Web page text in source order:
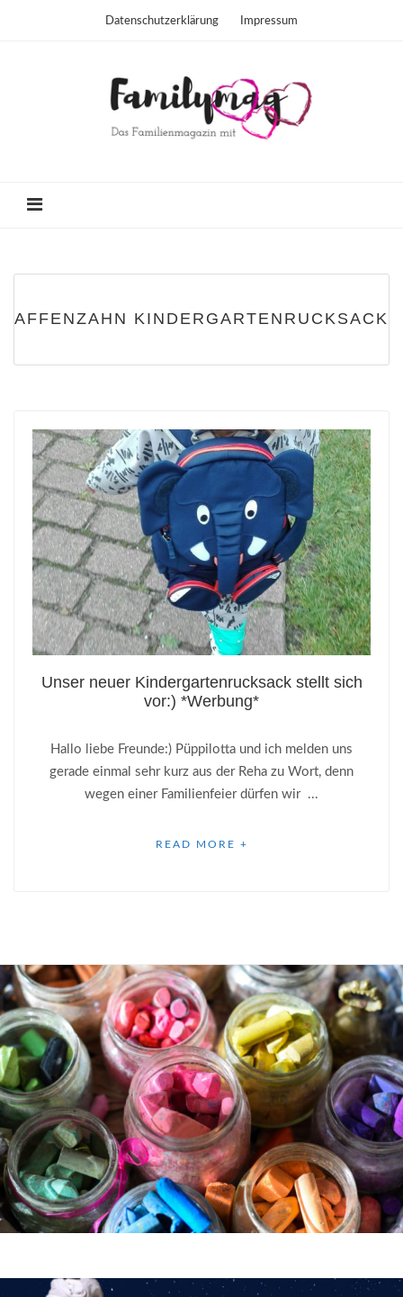
Datenschutzerklärung Impressum
AFFENZAHN KINDERGARTENRUCKSACK
Unser neuer Kindergartenrucksack stellt sich
vor:) *Werbung*
Hallo liebe Freunde:) Püppilotta und ich melden uns
gerade einmal sehr kurz aus der Reha zu Wort, denn
wegen einer Familienfeier dürfen wir ...
READ MORE +